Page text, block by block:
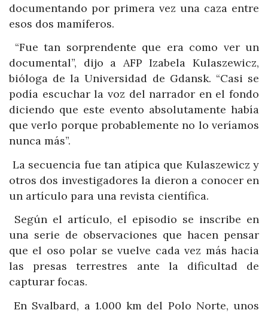
documentando por primera vez una caza entre
esos dos mamíferos.
“Fue tan sorprendente que era como ver un
documental”, dijo a AFP Izabela Kulaszewicz,
bióloga de la Universidad de Gdansk. “Casi se
podía escuchar la voz del narrador en el fondo
diciendo que este evento absolutamente había
que verlo porque probablemente no lo veríamos
nunca más”.
La secuencia fue tan atípica que Kulaszewicz y
otros dos investigadores la dieron a conocer en
un artículo para una revista científica.
Según el artículo, el episodio se inscribe en
una serie de observaciones que hacen pensar
que el oso polar se vuelve cada vez más hacia
las presas terrestres ante la dificultad de
capturar focas.
En Svalbard, a 1.000 km del Polo Norte, unos